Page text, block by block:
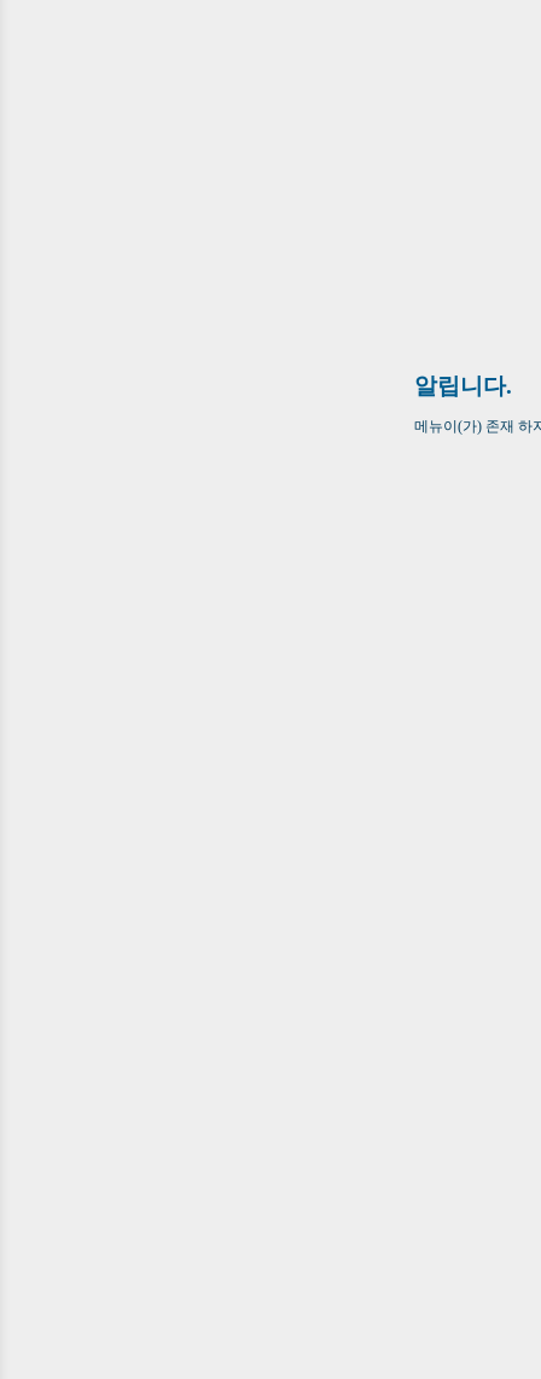
알립니다.
메뉴이(가) 존재 하